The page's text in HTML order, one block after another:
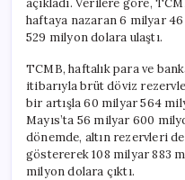
haftaya nazaran 6 milyar
529 milyon dolara ulaştı.
TCMB, haftalık para ve
itibarıyla brüt döviz
bir artışla 60 milyar 564
Mayıs’ta 56 milyar 600
dönemde, altın rezervleri
göstererek 108 milyar 883
milyon dolara çıktı.